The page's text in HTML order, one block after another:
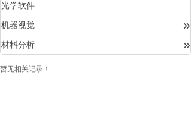
光学软件
机器视觉 »
材料分析 »
暂无相关记录！